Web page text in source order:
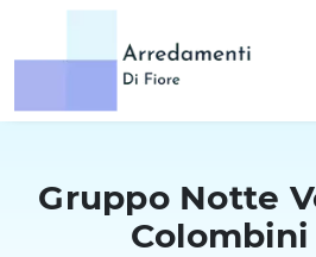
Gruppo Notte
Colombini